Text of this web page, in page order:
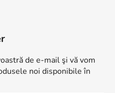
de e-mail şi vă vom
noi disponibile în